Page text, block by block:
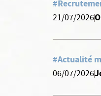
21/07/2026
#Actualité
06/07/2026